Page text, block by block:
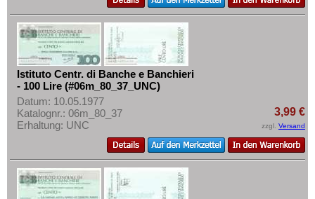
Istituto Centr. di Banche e Banchieri
- 100 Lire (#06m_80_37_UNC)
Datum: 10.05.1977
Katalognr.: 06m_80_37
Erhaltung: UNC
3,99 €
zzgl. Versand